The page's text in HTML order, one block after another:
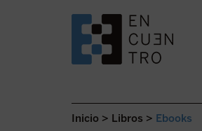
SALTAR AL CONTENIDO.
Inicio > Libros > Ebooks